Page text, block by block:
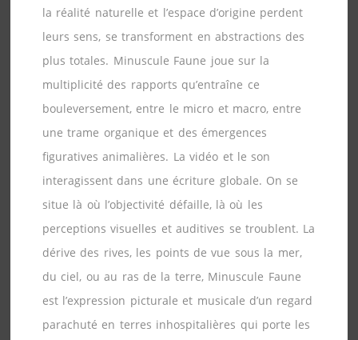
la réalité naturelle et l’espace d’origine perdent
leurs sens, se transforment en abstractions des
plus totales. Minuscule Faune joue sur la
multiplicité des rapports qu’entraîne ce
bouleversement, entre le micro et macro, entre
une trame organique et des émergences
figuratives animalières. La vidéo et le son
interagissent dans une écriture globale. On se
situe là où l’objectivité défaille, là où les
perceptions visuelles et auditives se troublent. La
dérive des rives, les points de vue sous la mer,
du ciel, ou au ras de la terre, Minuscule Faune
est l’expression picturale et musicale d’un regard
parachuté en terres inhospitalières qui porte les